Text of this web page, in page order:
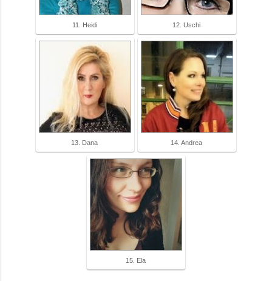
11. Heidi 12. Uschi
13. Dana 14. Andrea
15. Ela